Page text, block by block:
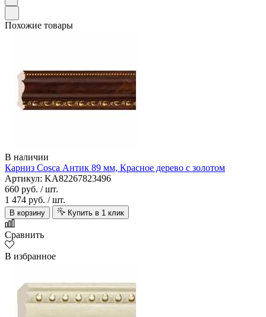
Похожие товары
В наличии
Карниз Cosca Антик 89 мм, Красное дерево с золотом
Артикул: KA82267823496
660 руб. / шт.
1 474 руб. / шт.
В корзину Купить в 1 клик
Сравнить
В избранное